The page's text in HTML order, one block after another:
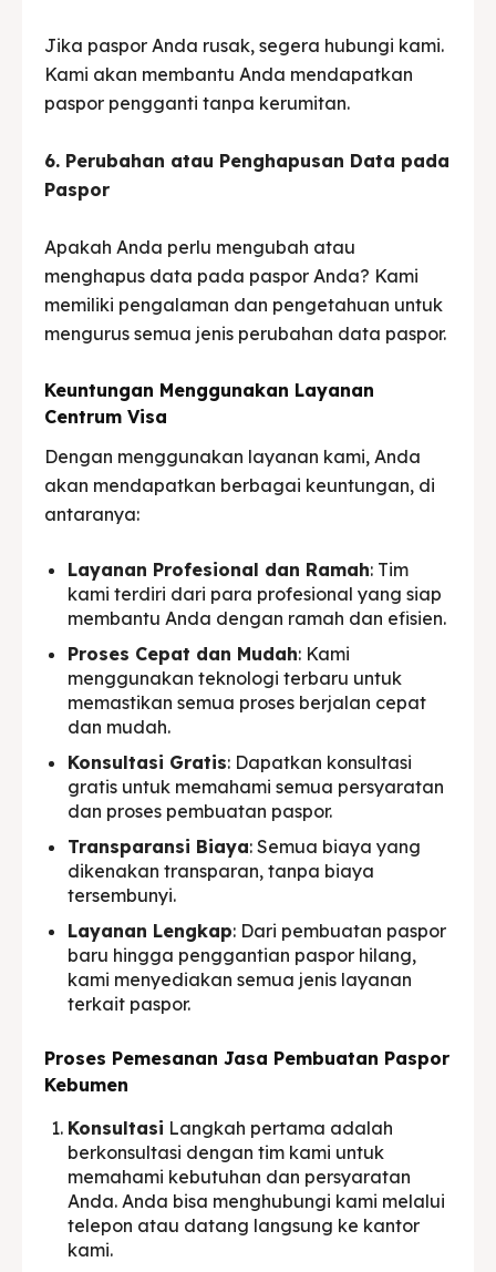
Jika paspor Anda rusak, segera hubungi kami.
Kami akan membantu Anda mendapatkan
paspor pengganti tanpa kerumitan.
6. Perubahan atau Penghapusan Data pada
Paspor
Apakah Anda perlu mengubah atau
menghapus data pada paspor Anda? Kami
memiliki pengalaman dan pengetahuan untuk
mengurus semua jenis perubahan data paspor.
Keuntungan Menggunakan Layanan
Centrum Visa
Dengan menggunakan layanan kami, Anda
akan mendapatkan berbagai keuntungan, di
antaranya:
Layanan Profesional dan Ramah: Tim
kami terdiri dari para profesional yang siap
membantu Anda dengan ramah dan efisien.
Proses Cepat dan Mudah: Kami
menggunakan teknologi terbaru untuk
memastikan semua proses berjalan cepat
dan mudah.
Konsultasi Gratis: Dapatkan konsultasi
gratis untuk memahami semua persyaratan
dan proses pembuatan paspor.
Transparansi Biaya: Semua biaya yang
dikenakan transparan, tanpa biaya
tersembunyi.
Layanan Lengkap: Dari pembuatan paspor
baru hingga penggantian paspor hilang,
kami menyediakan semua jenis layanan
terkait paspor.
Proses Pemesanan Jasa Pembuatan Paspor
Kebumen
Konsultasi Langkah pertama adalah
berkonsultasi dengan tim kami untuk
memahami kebutuhan dan persyaratan
Anda. Anda bisa menghubungi kami melalui
telepon atau datang langsung ke kantor
kami.